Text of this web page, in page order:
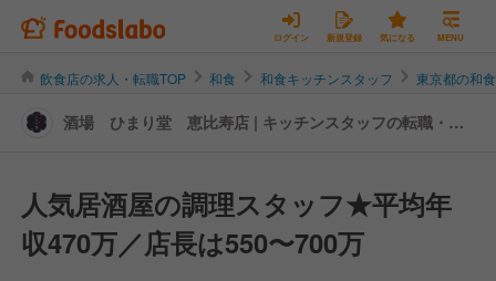
ログイン 新規登録 気になる MENU
飲食店の求人・転職TOP 和食 和食キッチンスタッフ 東京都の和
酒場 ひまり堂 恵比寿店 | キッチンスタッフの転職・求
人気居酒屋の調理スタッフ★平均年
収470万／店長は550〜700万